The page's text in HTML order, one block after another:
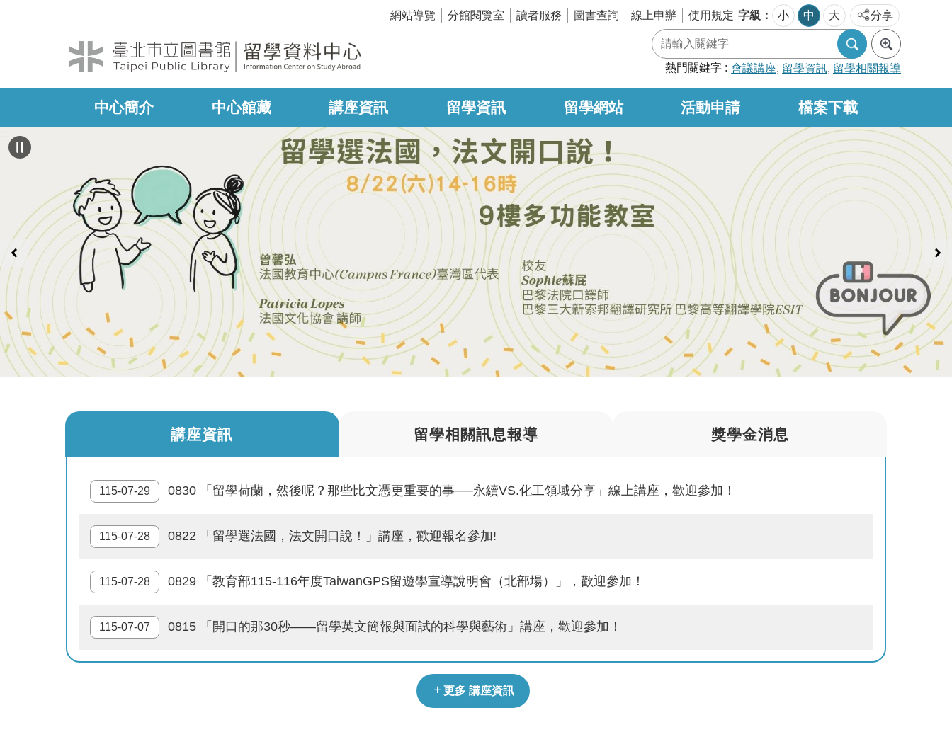
網站導覽 分館閱覽室 讀者服務 圖書查詢 線上申辦 使用規定 字級 小 中 大 分享
熱門關鍵字 會議講座 留學資訊 留學相關報導
中心簡介 中心館藏 講座資訊 留學資訊 留學網站 活動申請 檔案下載
講座資訊 留學相關訊息報導 獎學金消息
115-07-29 0830 「留學荷蘭，然後呢？那些比文憑更重要的事──永續VS.化工領域分享」線上講座，歡迎參加！
115-07-28 0822 「留學選法國，法文開口說！」講座，歡迎報名參加!
115-07-28 0829 「教育部115-116年度TaiwanGPS留遊學宣導說明會（北部場）」，歡迎參加！
115-07-07 0815 「開口的那30秒——留學英文簡報與面試的科學與藝術」講座，歡迎參加！
更多 講座資訊